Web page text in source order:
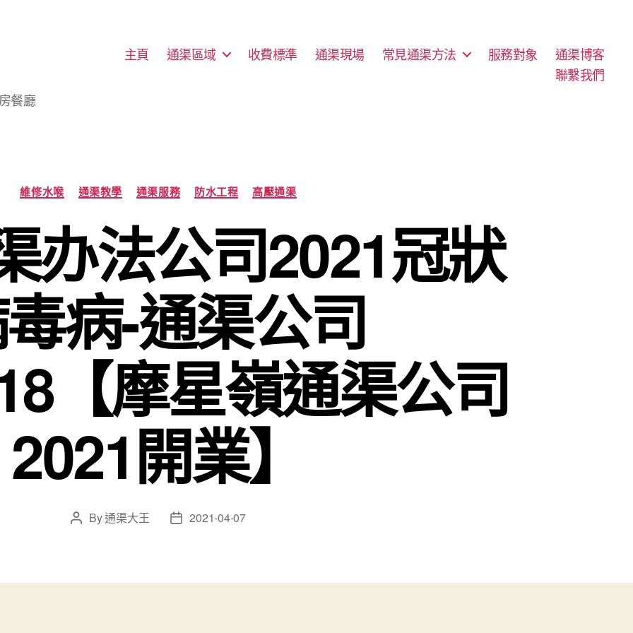
餐廳
主頁 通渠區域 收費標準 通渠現場 常見通渠方法 服務對象
通渠博客
聯繫我們
Categories
維修水喉 通渠教學 通渠服務 防水工程 高壓通渠
办法公司2021冠狀
病-通渠公司
【摩星嶺通渠公司
2021開業】
PostBy通渠大王
Post2021-04-07